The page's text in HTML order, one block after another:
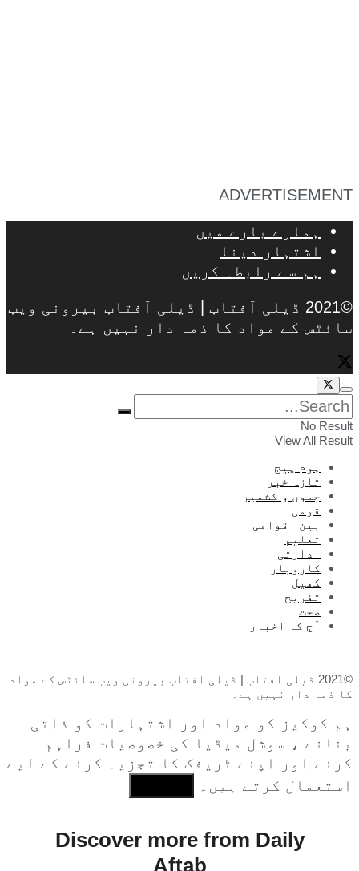
ADVERTISEMENT
ہمارے بارے میں
اشتہار دینا
ہم سے رابطہ کریں
©2021 ڈیلی آفتاب | ڈیلی آفتاب بیرونی ویب
سائٹس کے مواد کا ذمہ دار نہیں ہے۔
No Result
View All Result
ہوم پیج
تازہ خبر
جموں و کشمیر
قومی
بین اقوامی
تعلیم
ادارتی
کاروبار
کھیل
تفریح
صحت
آج کا اخبار
©2021 ڈیلی آفتاب | ڈیلی آفتاب بیرونی ویب سائٹس کے مواد
کا ذمہ دار نہیں ہے۔
ہم کوکیز کو مواد اور اشتہارات کو ذاتی
بنانے ، سوشل میڈیا کی خصوصیات فراہم
کرنے اور اپنے ٹریفک کا تجزیہ کرنے کے لیے
استعمال کرتے ہیں۔
Discover more from Daily
Aftab